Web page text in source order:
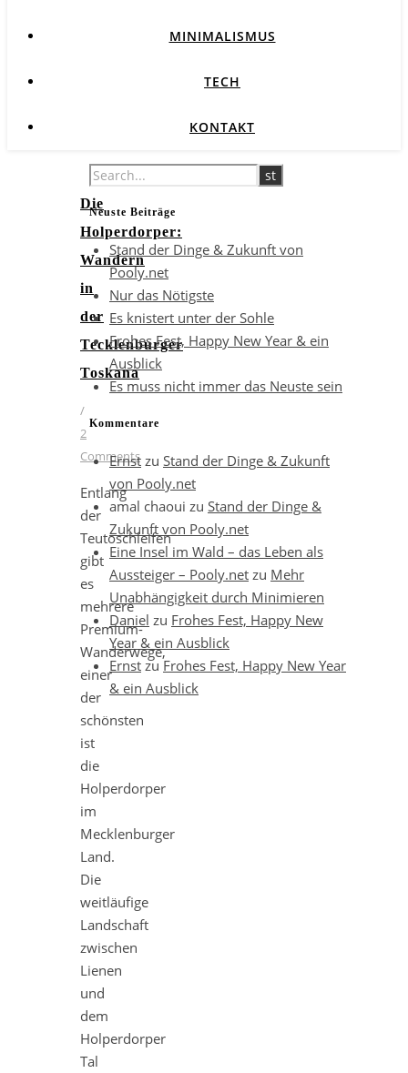
MINIMALISMUS
TECH
KONTAKT
Die
Holperdorper:
Wandern
in
der
Tecklenburger
Toskana
/
2
Comments
Entlang
der
Teutoschleifen
gibt
es
mehrere
Premium-
Wanderwege,
einer
der
schönsten
ist
die
Holperdorper
im
Mecklenburger
Land.
Die
weitläufige
Landschaft
zwischen
Lienen
und
dem
Holperdorper
Tal
Neuste Beiträge
Stand der Dinge & Zukunft von
Pooly.net
Nur das Nötigste
Es knistert unter der Sohle
Frohes Fest, Happy New Year & ein
Ausblick
Es muss nicht immer das Neuste sein
Kommentare
Ernst zu Stand der Dinge & Zukunft
von Pooly.net
amal chaoui zu Stand der Dinge &
Zukunft von Pooly.net
Eine Insel im Wald – das Leben als
Aussteiger – Pooly.net zu Mehr
Unabhängigkeit durch Minimieren
Daniel zu Frohes Fest, Happy New
Year & ein Ausblick
Ernst zuFrohes Fest, Happy New Year
& ein Ausblick